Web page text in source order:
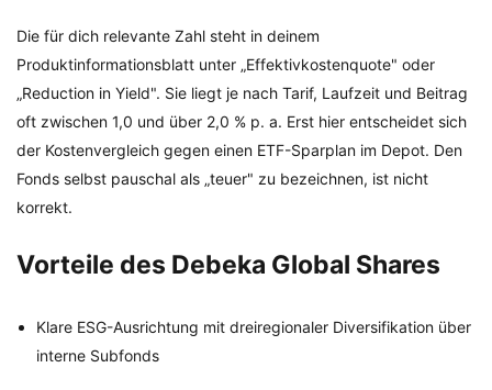
Die für dich relevante Zahl steht in deinem
Produktinformationsblatt unter „Effektivkostenquote" oder
„Reduction in Yield". Sie liegt je nach Tarif, Laufzeit und Beitrag
oft zwischen 1,0 und über 2,0 % p. a. Erst hier entscheidet sich
der Kostenvergleich gegen einen ETF-Sparplan im Depot. Den
Fonds selbst pauschal als „teuer" zu bezeichnen, ist nicht
korrekt.
Vorteile des Debeka Global Shares
Klare ESG-Ausrichtung mit dreiregionaler Diversifikation über
interne Subfonds